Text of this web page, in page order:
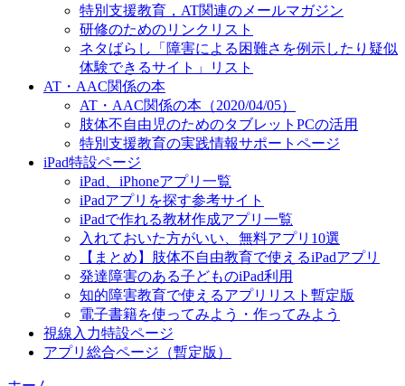
特別支援教育，AT関連のメールマガジン
研修のためのリンクリスト
ネタばらし「障害による困難さを例示したり疑似
体験できるサイト」リスト
AT・AAC関係の本
AT・AAC関係の本（2020/04/05）
肢体不自由児のためのタブレットPCの活用
特別支援教育の実践情報サポートページ
iPad特設ページ
iPad、iPhoneアプリ一覧
iPadアプリを探す参考サイト
iPadで作れる教材作成アプリ一覧
入れておいた方がいい、無料アプリ10選
【まとめ】肢体不自由教育で使えるiPadアプリ
発達障害のある子どものiPad利用
知的障害教育で使えるアプリリスト暫定版
電子書籍を使ってみよう・作ってみよう
視線入力特設ページ
アプリ総合ページ（暫定版）